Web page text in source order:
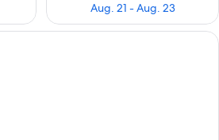
Aug. 21 - Aug. 23
Ein ordentlich bezogenes Bett mit